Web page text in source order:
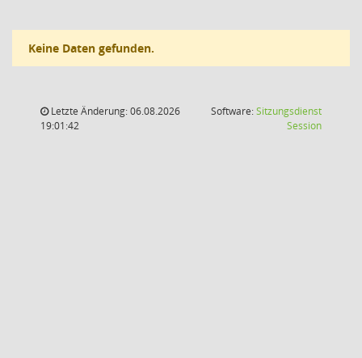
Keine Daten gefunden.
Letzte Änderung: 06.08.2026
19:01:42
Software:Sitzungsdienst
Session(Wird in